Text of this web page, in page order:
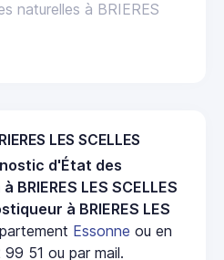
naturelles à BRIERES
LES SCELLES
d'État des
BRIERES LES SCELLES
à BRIERES LES
Essonne ou en
51 ou par mail.